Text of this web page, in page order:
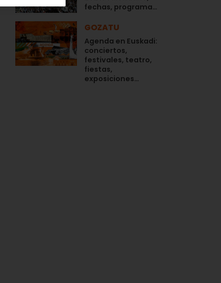
fechas, programa…
GOZATU
Agenda en Euskadi:
conciertos,
festivales, teatro,
fiestas,
exposiciones…